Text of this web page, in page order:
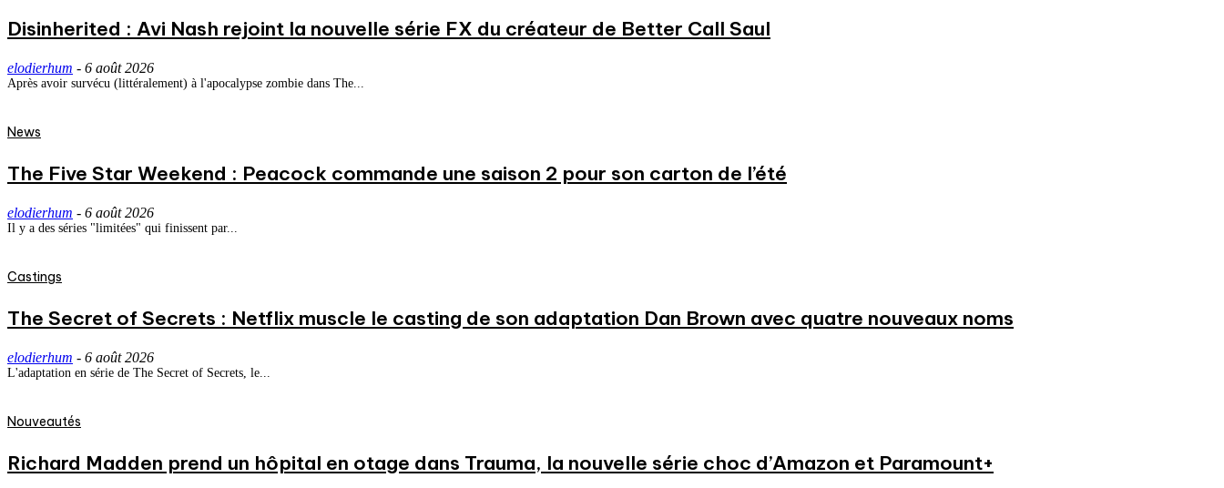
Disinherited : Avi Nash rejoint la nouvelle série FX du créateur de Better Call Saul
elodierhum - 6 août 2026
Après avoir survécu (littéralement) à l'apocalypse zombie dans The...
News
The Five Star Weekend : Peacock commande une saison 2 pour son carton de l’été
elodierhum - 6 août 2026
Il y a des séries "limitées" qui finissent par...
Castings
The Secret of Secrets : Netflix muscle le casting de son adaptation Dan Brown avec quatre nouveaux noms
elodierhum - 6 août 2026
L'adaptation en série de The Secret of Secrets, le...
Nouveautés
Richard Madden prend un hôpital en otage dans Trauma, la nouvelle série choc d’Amazon et Paramount+